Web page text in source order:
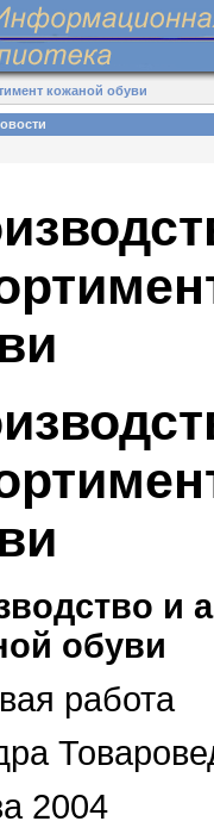
кожаной обуви
и
обуви
работа
2004